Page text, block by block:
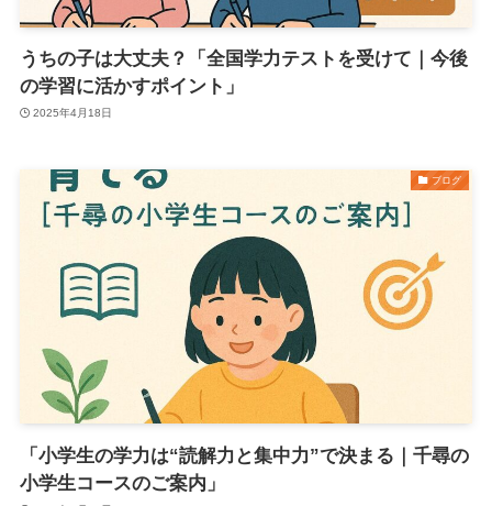
うちの子は大丈夫？「全国学力テストを受けて｜今後
の学習に活かすポイント」
2025年4月18日
ブログ
「小学生の学力は“読解力と集中力”で決まる｜千尋の
小学生コースのご案内」